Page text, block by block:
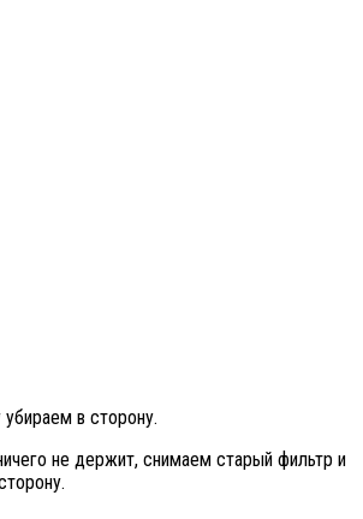
в сторону.
не держит, снимаем старый фильтр и